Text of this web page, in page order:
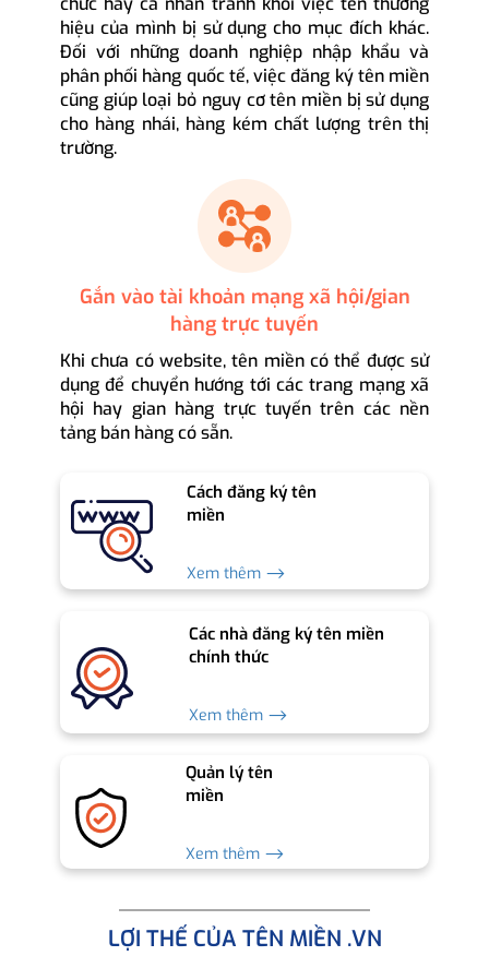
hiệu của mình bị sử dụng cho mục đích khác.
Đối với những doanh nghiệp nhập khẩu và
phân phối hàng quốc tế, việc đăng ký tên miền
cũng giúp loại bỏ nguy cơ tên miền bị sử dụng
cho hàng nhái, hàng kém chất lượng trên thị
trường.
Gắn vào tài khoản mạng xã hội/gian
hàng trực tuyến
Khi chưa có website, tên miền có thể được sử
dụng để chuyển hướng tới các trang mạng xã
hội hay gian hàng trực tuyến trên các nền
tảng bán hàng có sẵn.
Cách đăng ký tên
miền
Xem thêm ⟶
Các nhà đăng ký tên miền
chính thức
Xem thêm ⟶
Quản lý tên
miền
Xem thêm ⟶
LỢI THẾ CỦA TÊN MIỀN .VN